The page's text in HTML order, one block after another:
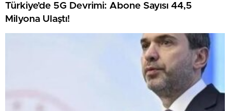
Türkiye’de 5G Devrimi: Abone Sayısı 44,5
Milyona Ulaştı!